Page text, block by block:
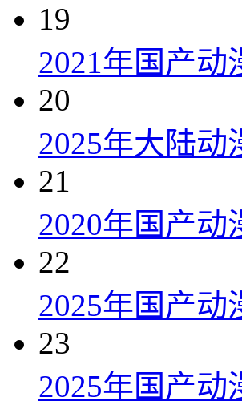
19
2021年国产动
20
2025年大陆动
21
2020年国产动
22
2025年国产
23
2025年国产动